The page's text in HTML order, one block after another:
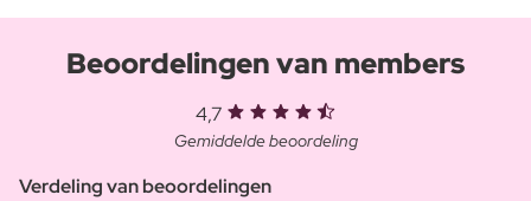
Beoordelingen van members
4,7
Gemiddelde beoordeling
Verdeling van beoordelingen